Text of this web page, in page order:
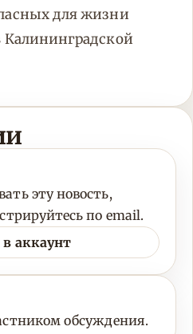
для жизни
эту новость,
по email.
аккаунт
обсуждения.